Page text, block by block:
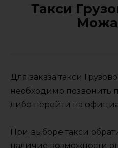
Такси
Для заказа такси
необходимо позвонить
либо перейти на
При выборе такси
наличие возможности